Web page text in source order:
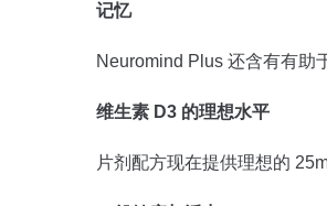
记忆
Neuromind Plus 还含有有助
维生素 D3 的理想水平
片剂配方现在提供理想的